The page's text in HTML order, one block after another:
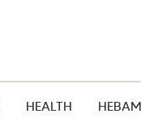
HEALTH